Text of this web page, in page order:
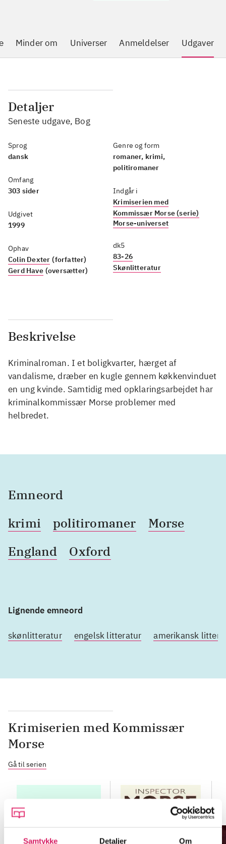
Samtykke Detaljer Om
Minder om Universer Anmeldelser Udgaver
Detaljer
Seneste udgave, Bog
Sprog
dansk
Omfang
303 sider
Udgivet
1999
Ophav
Colin Dexter (forfatter)
Gerd Have (oversætter)
Genre og form
romaner, krimi,
politiromaner
Indgår i
Krimiserien med
Kommissær Morse (serie)
Morse-universet
dk5
83-26
Skønlitteratur
Beskrivelse
Kriminalroman. I et boligkvarter, hærget af
vandalisme, dræber en kugle gennem køkkenvinduet
en ung kvinde. Samtidig med opklaringsarbejdet har
kriminalkommissær Morse problemer med
helbredet.
Emneord
krimi
politiromaner
Morse
England
Oxford
Lignende emneord
skønlitteratur engelsk litteratur amerikansk
Krimiserien med Kommissær
Morse
Gå til serien